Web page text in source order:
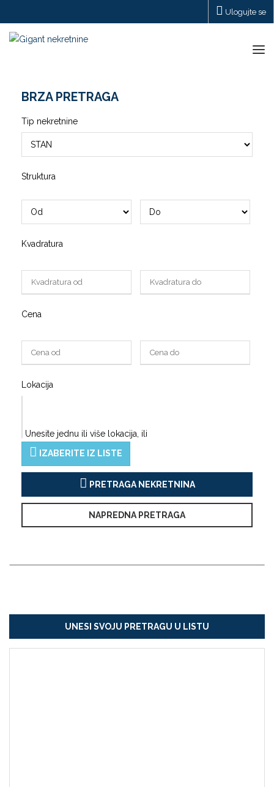
Ulogujte se
BRZA PRETRAGA
Tip nekretnine
Struktura
Kvadratura
Cena
Lokacija
Unesite jednu ili više lokacija, ili
IZABERITE IZ LISTE
PRETRAGA NEKRETNINA
NAPREDNA PRETRAGA
UNESI SVOJU PRETRAGU U LISTU